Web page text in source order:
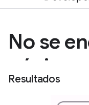
Resultados